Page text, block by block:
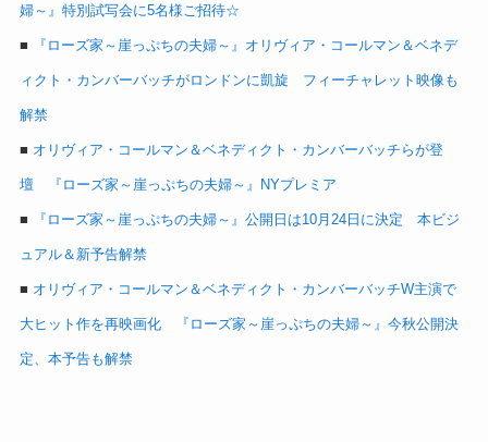
婦～』特別試写会に5名様ご招待☆
■ 『ローズ家～崖っぷちの夫婦～』オリヴィア・コールマン＆ベネデ
ィクト・カンバーバッチがロンドンに凱旋 フィーチャレット映像も
解禁
■ オリヴィア・コールマン＆ベネディクト・カンバーバッチらが登
壇 『ローズ家～崖っぷちの夫婦～』NYプレミア
■ 『ローズ家～崖っぷちの夫婦～』公開日は10月24日に決定 本ビジ
ュアル＆新予告解禁
■ オリヴィア・コールマン＆ベネディクト・カンバーバッチW主演で
大ヒット作を再映画化 『ローズ家～崖っぷちの夫婦～』今秋公開決
定、本予告も解禁